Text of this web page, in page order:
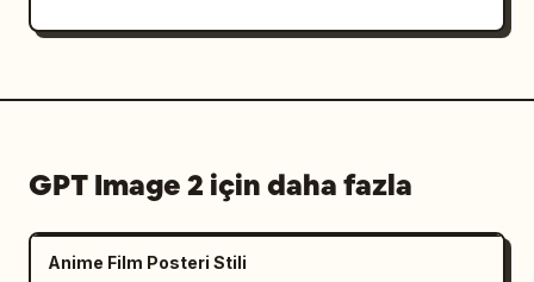
GPT Image 2 için daha fazla
Anime Film Posteri Stili